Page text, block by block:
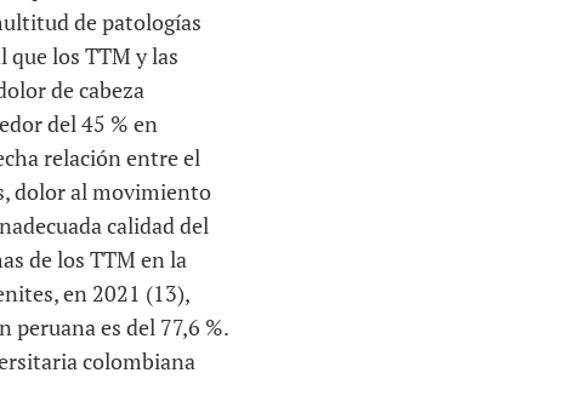
de patologías
los TTM y las
de cabeza
del 45 % en
relación entre el
dolor al movimiento
calidad del
de los TTM en la
en 2021 (13),
peruana es del 77,6 %.
colombiana